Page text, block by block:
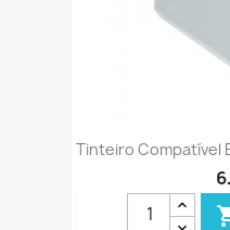
Tinteiro Compatível